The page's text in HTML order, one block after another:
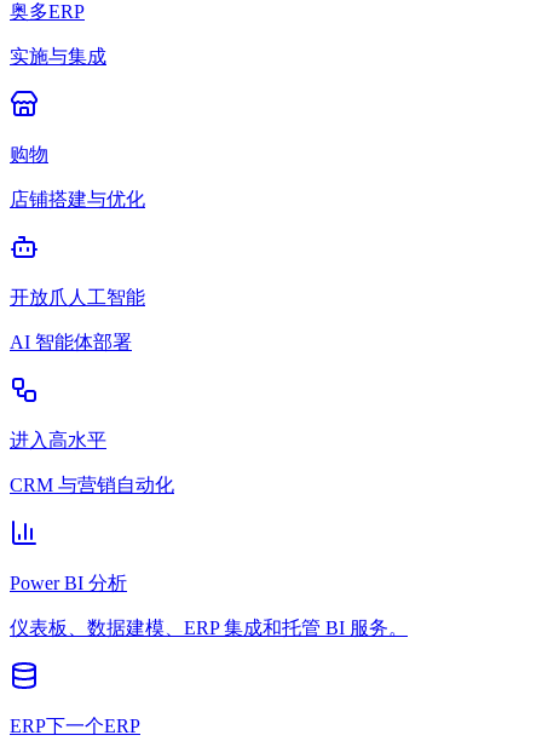
奥多ERP
实施与集成
购物
店铺搭建与优化
开放爪人工智能
AI 智能体部署
进入高水平
CRM 与营销自动化
Power BI 分析
仪表板、数据建模、ERP 集成和托管 BI 服务。
ERP下一个ERP